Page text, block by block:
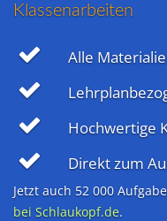
Klassenarbeiten
Alle
Hochwertige
Direkt zum
Jetzt auch 52 000
bei Schlaukopf.de.